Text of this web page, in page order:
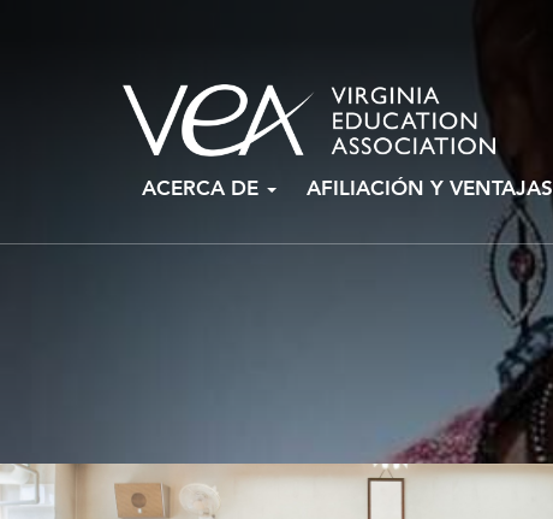
ACERCA DE AFILIACIÓN Y VENTAJAS